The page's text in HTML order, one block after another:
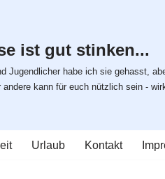
ist gut stinken...
habe ich sie gehasst,
kann für euch nützlich sein -
Urlaub Kontakt